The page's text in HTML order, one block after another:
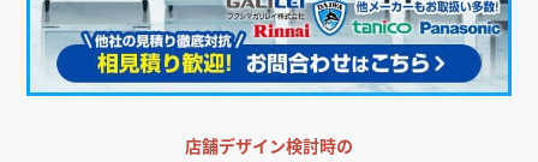
店舗デザイン検討時の